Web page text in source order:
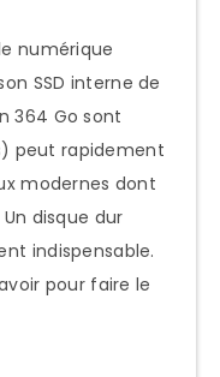
externes pour
des
Series S
externes pour
numérique
SSD interne de
364 Go sont
peut rapidement
modernes dont
disque dur
indispensable.
pour faire le